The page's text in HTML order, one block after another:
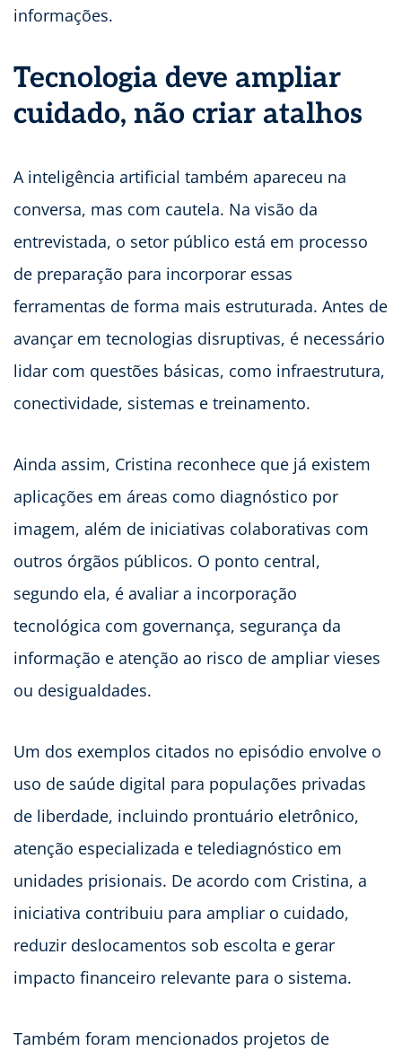
informações.
Tecnologia deve ampliar
cuidado, não criar atalhos
A inteligência artificial também apareceu na
conversa, mas com cautela. Na visão da
entrevistada, o setor público está em processo
de preparação para incorporar essas
ferramentas de forma mais estruturada. Antes de
avançar em tecnologias disruptivas, é necessário
lidar com questões básicas, como infraestrutura,
conectividade, sistemas e treinamento.
Ainda assim, Cristina reconhece que já existem
aplicações em áreas como diagnóstico por
imagem, além de iniciativas colaborativas com
outros órgãos públicos. O ponto central,
segundo ela, é avaliar a incorporação
tecnológica com governança, segurança da
informação e atenção ao risco de ampliar vieses
ou desigualdades.
Um dos exemplos citados no episódio envolve o
uso de saúde digital para populações privadas
de liberdade, incluindo prontuário eletrônico,
atenção especializada e telediagnóstico em
unidades prisionais. De acordo com Cristina, a
iniciativa contribuiu para ampliar o cuidado,
reduzir deslocamentos sob escolta e gerar
impacto financeiro relevante para o sistema.
Também foram mencionados projetos de